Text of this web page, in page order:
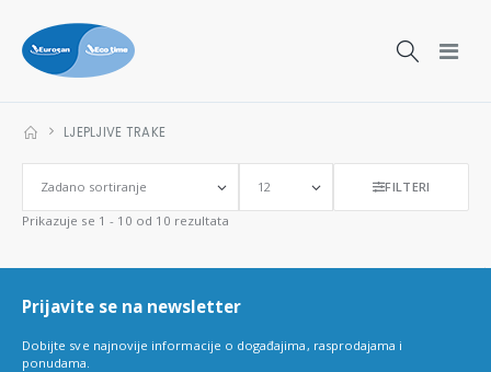
LJEPLJIVE TRAKE
FILTERI
Prikazuje se 1 - 10 od 10 rezultata
Prijavite se na newsletter
Dobijte sve najnovije informacije o događajima, rasprodajama i
ponudama.